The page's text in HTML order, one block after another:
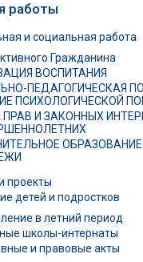
работы
и социальная работа
Гражданина
ВОСПИТАНИЯ
ПЕДАГОГИЧЕСКАЯ
ПСИХОЛОГИЧЕСКОЙ
И ЗАКОННЫХ
ОБРАЗОВАНИЕ
проекты
детей и подростков
в летний период
школы-интернаты
и правовые акты